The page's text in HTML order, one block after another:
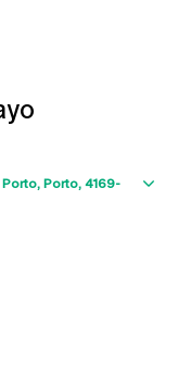
Porto Porto 4169-